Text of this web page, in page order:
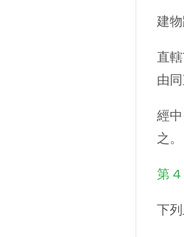
建
直
由
經
之。
第 4
下